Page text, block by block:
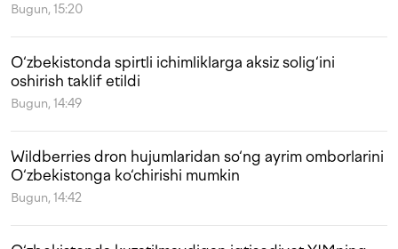
Bugun, 15:20
O‘zbekistonda spirtli ichimliklarga aksiz solig‘ini
oshirish taklif etildi
Bugun, 14:49
Wildberries dron hujumlaridan so‘ng ayrim omborlarini
O‘zbekistonga ko‘chirishi mumkin
Bugun, 14:42